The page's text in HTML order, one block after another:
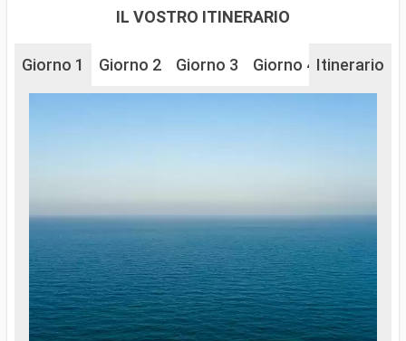
IL VOSTRO ITINERARIO
Giorno 1 Giorno 2 Giorno 3 Giorno 4 Giorno 5
Itinerario